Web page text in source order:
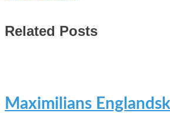
Related Posts
Maximilians